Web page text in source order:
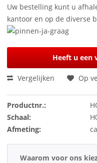
Uw bestelling kunt u
kantoor en op de diverse
Heeft u een
Vergelijken Op
Productnr.:
Schaal:
Afmeting:
Waarom voor ons